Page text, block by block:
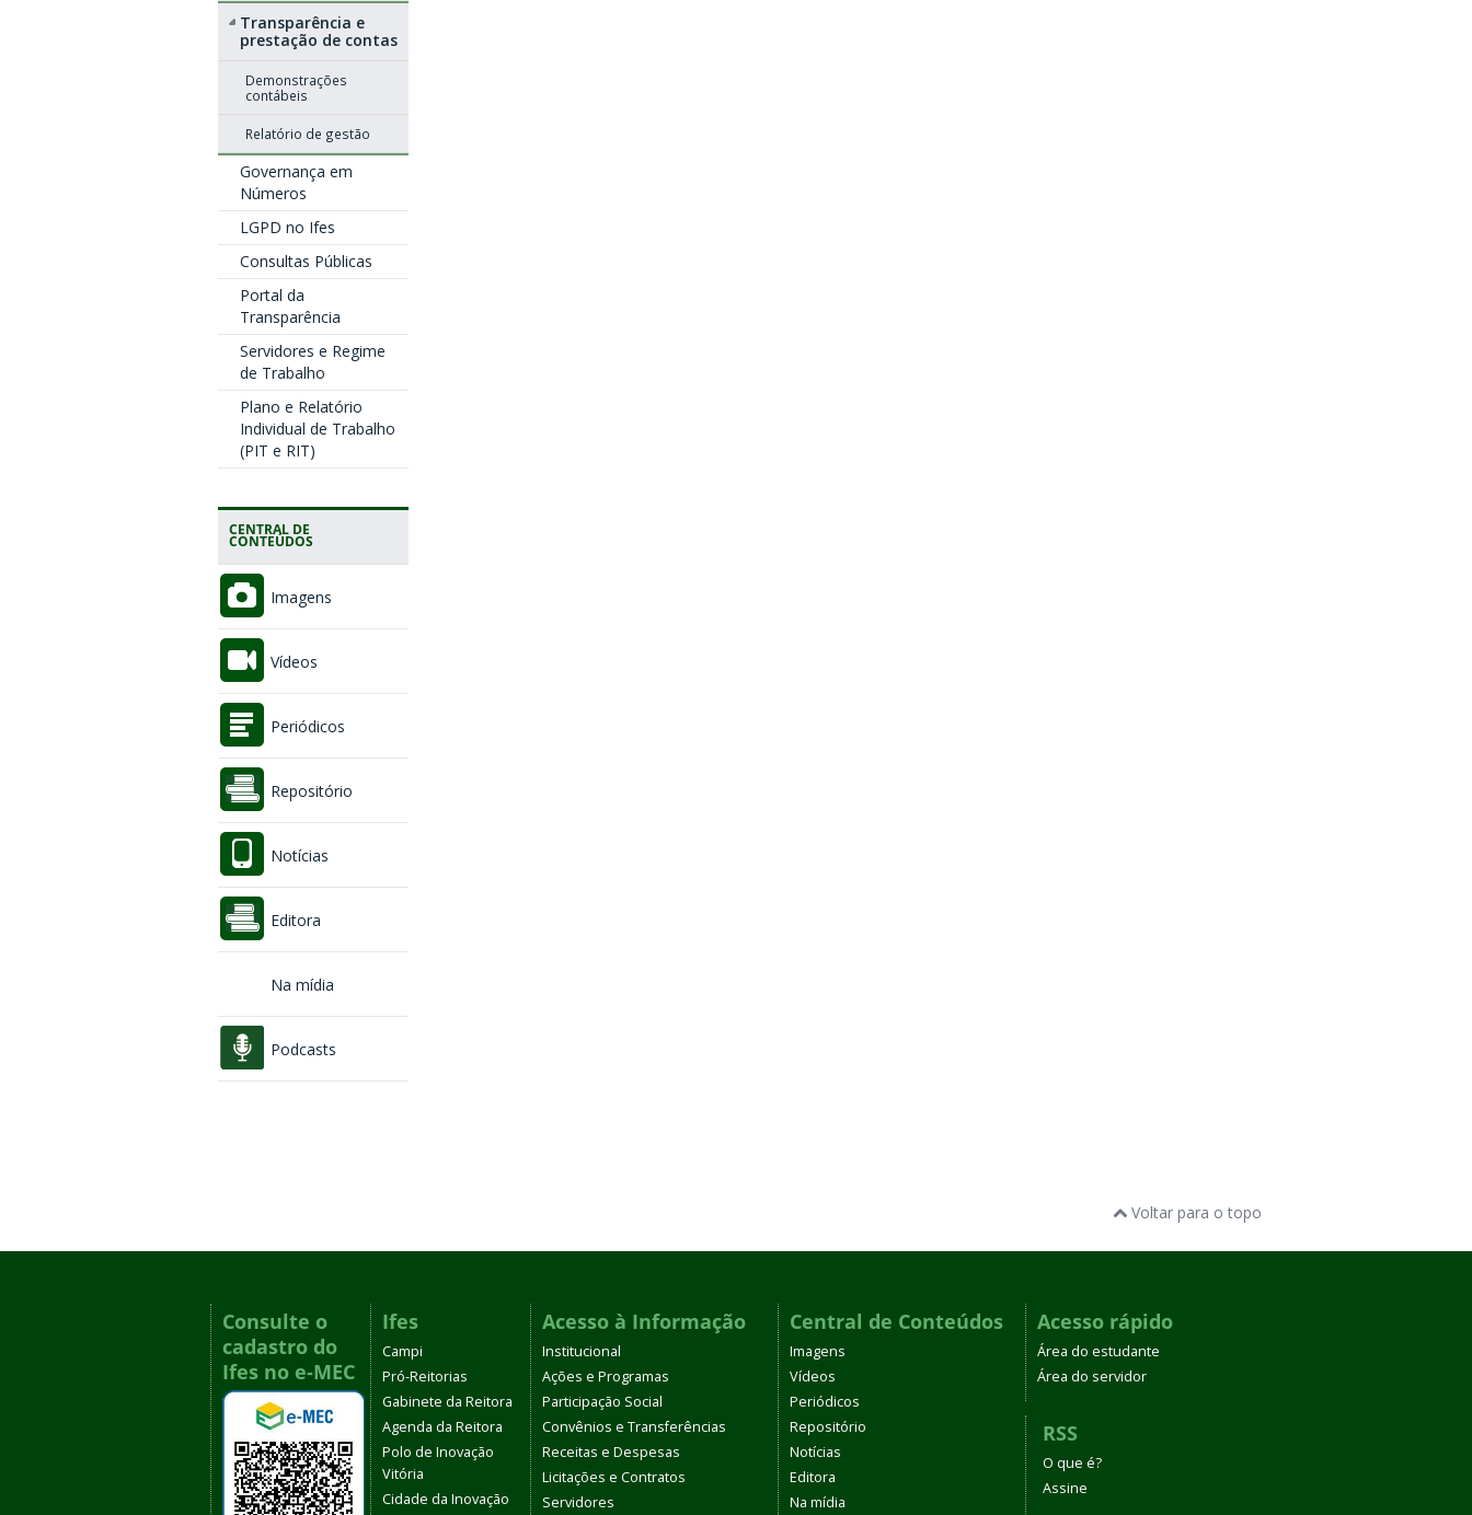
Transparência e
prestação de contas
Demonstrações
contábeis
Relatório de gestão
Governança em
Números
LGPD no Ifes
Consultas Públicas
Portal da
Transparência
Servidores e Regime
de Trabalho
Plano e Relatório
Individual de Trabalho
(PIT e RIT)
CENTRAL DE
CONTEÚDOS
Imagens
Vídeos
Periódicos
Repositório
Notícias
Editora
Na mídia
Podcasts
Voltar para o topo
Consulte o
cadastro do
Ifes no e-MEC
Ifes
Campi
Pró-Reitorias
Gabinete da Reitora
Agenda da Reitora
Polo de Inovação
Vitória
Cidade da Inovação
Acesso à Informação
Institucional
Ações e Programas
Participação Social
Convênios e Transferências
Receitas e Despesas
Licitações e Contratos
Servidores
Central de Conteúdos
Imagens
Vídeos
Periódicos
Repositório
Notícias
Editora
Na mídia
Acesso rápido
Área do estudante
Área do servidor
RSS
O que é?
Assine